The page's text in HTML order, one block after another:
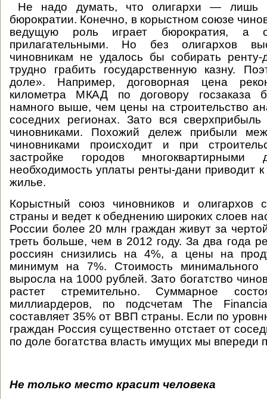
Не надо думать, что олигархи — лишь
бюрократии. Конечно, в корыстном союзе
ведущую роль играет бюрократия, а
прилагательными. Но без олигархов
чиновникам не удалось бы собирать
трудно грабить государственную казну.
доле». Например, договорная цена
километра МКАД по договору госзаказа
намного выше, чем цены на строительство
соседних регионах. Зато вся
чиновниками. Похожий дележ прибыли
чиновниками происходит и при
застройке городов
необходимость уплаты ренты-дани приводит
жилье.
Корыстный союз чиновников и олигархов
страны и ведет к обеднению широких слоев
России более 20 млн граждан живут за
треть больше, чем в 2012 году. За два года
россиян снизились на 4%, а цены на
минимум на 7%. Стоимость минимального
выросла на 1000 рублей. Зато богатство
растет стремительно. Суммарное
миллиардеров, по подсчетам The
составляет 35% от ВВП страны. Если по
граждан Россия существенно отстает от
по доле богатства власть имущих мы впереди
Не только место красит человека